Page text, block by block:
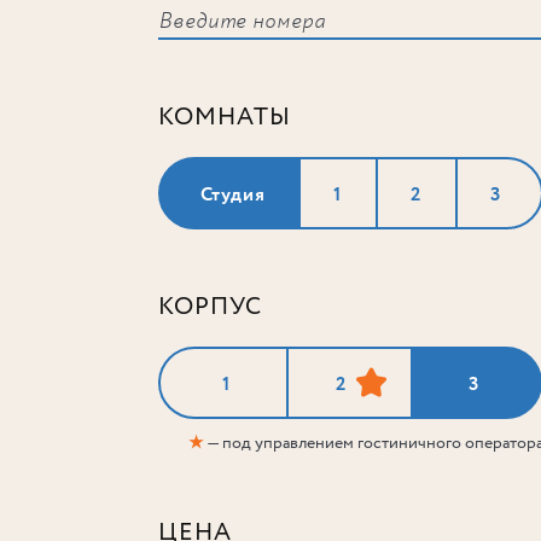
КОМНАТЫ
Студия 1 2 3
КОРПУС
1 2 3
★— под управлением гостиничного
ЦЕНА